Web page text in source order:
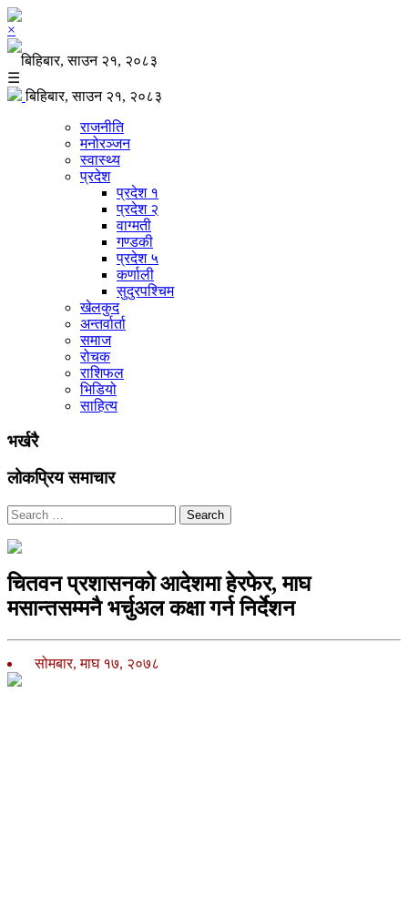
×
बिहिबार, साउन २१, २०८३
☰
बिहिबार, साउन २१, २०८३
राजनीति
मनोरञ्जन
स्वास्थ्य
प्रदेश
प्रदेश १
प्रदेश २
वाग्मती
गण्डकी
प्रदेश ५
कर्णाली
सुदुरपश्चिम
खेलकुद
अन्तर्वार्ता
समाज
रोचक
राशिफल
भिडियो
साहित्य
भर्खरै
लोकप्रिय समाचार
Search
चितवन प्रशासनको आदेशमा हेरफेर, माघ
मसान्तसम्मनै भर्चुअल कक्षा गर्न निर्देशन
सोमबार, माघ १७, २०७८